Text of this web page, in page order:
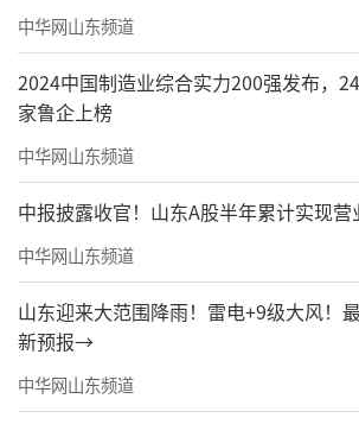
冠形成歌舞升平、迎八方来
门”形象，构成宏伟的超级地
仪之门，让世界看见中国图腾。
中华网山东频道
2024中国制造业综合实力200强发布，24
家鲁企上榜
中华网山东频道
中报披露收官！山东A股半年累计实现营
中华网山东频道
山东迎来大范围降雨！雷电+9级大风！
新预报→
中华网山东频道